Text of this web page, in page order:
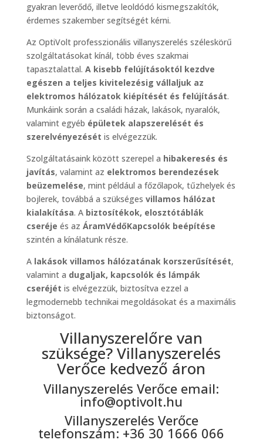
gyakran leverődő, illetve leoldódó kismegszakítók,
érdemes szakember segítségét kérni.
Az OptiVolt professzionális villanyszerelés széleskörű
szolgáltatásokat kínál, több éves szakmai
tapasztalattal. A kisebb felújításoktól kezdve
egészen a teljes kivitelezésig vállaljuk az
elektromos hálózatok kiépítését és felújítását.
Munkáink során a családi házak, lakások, nyaralók,
valamint egyéb épületek alapszerelését és
szerelvényezését is elvégezzük.
Szolgáltatásaink között szerepel a hibakeresés és
javítás, valamint az elektromos berendezések
beüzemelése, mint például a főzőlapok, tűzhelyek és
bojlerek, továbbá a szükséges villamos hálózat
kialakítása. A biztosítékok, elosztótáblák
cseréje és az ÁramVédőKapcsolók beépítése
szintén a kínálatunk része.
A lakások villamos hálózatának korszerűsítését,
valamint a dugaljak, kapcsolók és lámpák
cseréjét is elvégezzük, biztosítva ezzel a
legmodernebb technikai megoldásokat és a maximális
biztonságot.
Villanyszerelőre van
szüksége? Villanyszerelés
Verőce kedvező áron
Villanyszerelés Verőce email:
info@optivolt.hu
Villanyszerelés Verőce
telefonszám: +36 30 1666 066